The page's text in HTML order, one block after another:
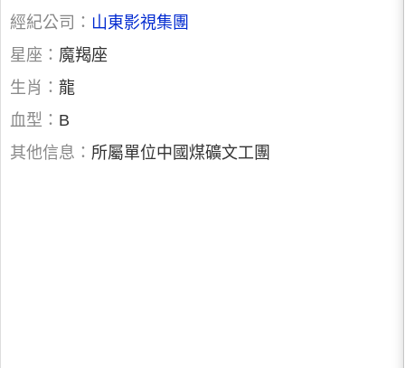
經紀公司： 山東影視集團
星座： 魔羯座
生肖： 龍
血型： B
其他信息： 所屬單位中國煤礦文工團